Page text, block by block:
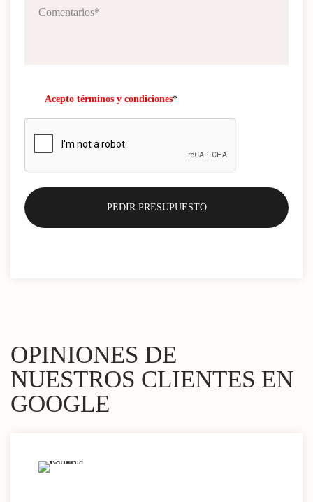
Acepto términos y condiciones*
OPINIONES DE
NUESTROS CLIENTES EN
GOOGLE